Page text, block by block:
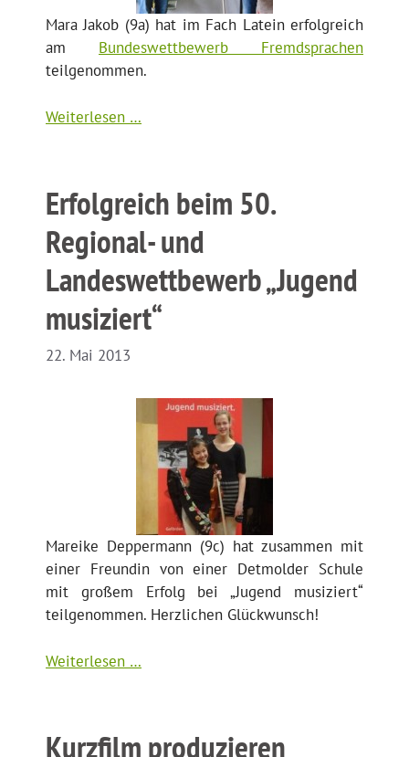
Mara Jakob (9a) hat im Fach Latein erfolgreich
am Bundeswettbewerb Fremdsprachen
teilgenommen.
Weiterlesen …
Erfolgreich beim 50.
Regional- und
Landeswettbewerb „Jugend
musiziert“
22. Mai 2013
Mareike Deppermann (9c) hat zusammen mit
einer Freundin von einer Detmolder Schule
mit großem Erfolg bei „Jugend musiziert“
teilgenommen. Herzlichen Glückwunsch!
Weiterlesen …
Kurzfilm produzieren